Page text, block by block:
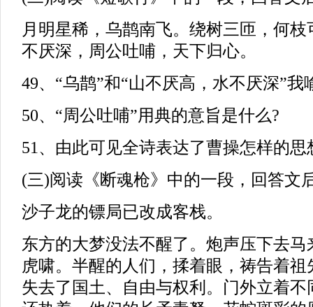
月明星稀，乌鹊南飞。绕树三匝，何
不厌深，周公吐哺，天下归心。
49、“乌鹊”和“山不厌高，水不厌深”我
50、“周公吐哺”用典的意旨是什么?
51、由此可见全诗表达了曹操怎样的思
(三)阅读《断魂枪》中的一段，回答文
沙子龙的镖局已改成客栈。
东方的大梦没法不醒了。炮声压下去
虎啸。半醒的人们，揉着眼，祷告着
失去了国土、自由与权利。门外立着